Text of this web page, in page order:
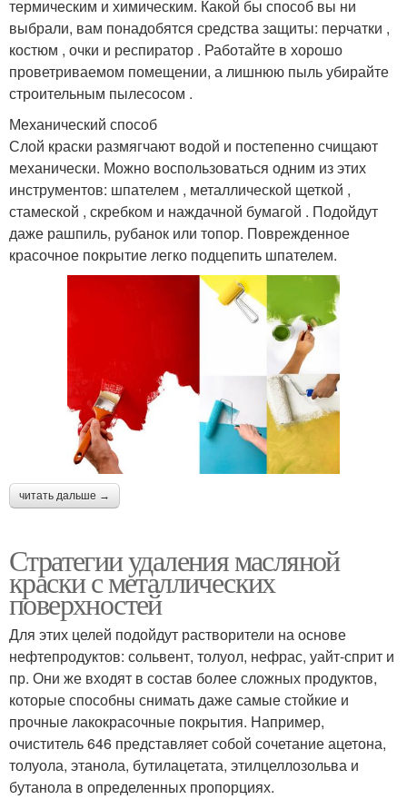
термическим и химическим. Какой бы способ вы ни
выбрали, вам понадобятся средства защиты: перчатки ,
костюм , очки и респиратор . Работайте в хорошо
проветриваемом помещении, а лишнюю пыль убирайте
строительным пылесосом .
Механический способ
Слой краски размягчают водой и постепенно счищают
механически. Можно воспользоваться одним из этих
инструментов: шпателем , металлической щеткой ,
стамеской , скребком и наждачной бумагой . Подойдут
даже рашпиль, рубанок или топор. Поврежденное
красочное покрытие легко подцепить шпателем.
читать дальше →
Стратегии удаления масляной
краски с металлических
поверхностей
Для этих целей подойдут растворители на основе
нефтепродуктов: сольвент, толуол, нефрас, уайт-сприт и
пр. Они же входят в состав более сложных продуктов,
которые способны снимать даже самые стойкие и
прочные лакокрасочные покрытия. Например,
очиститель 646 представляет собой сочетание ацетона,
толуола, этанола, бутилацетата, этилцеллозольва и
бутанола в определенных пропорциях.